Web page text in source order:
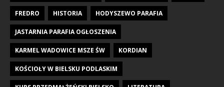
FREDRO HISTORIA HODYSZEWO PARAFIA
JASTARNIA PARAFIA OGŁOSZENIA
KARMEL WADOWICE MSZE ŚW KORDIAN
KOŚCIOŁY W BIELSKU PODLASKIM